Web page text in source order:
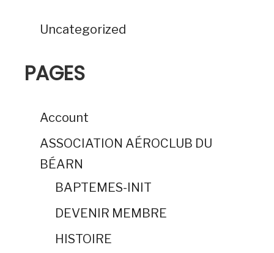
Uncategorized
PAGES
Account
ASSOCIATION AÉROCLUB DU
BÉARN
BAPTEMES-INIT
DEVENIR MEMBRE
HISTOIRE